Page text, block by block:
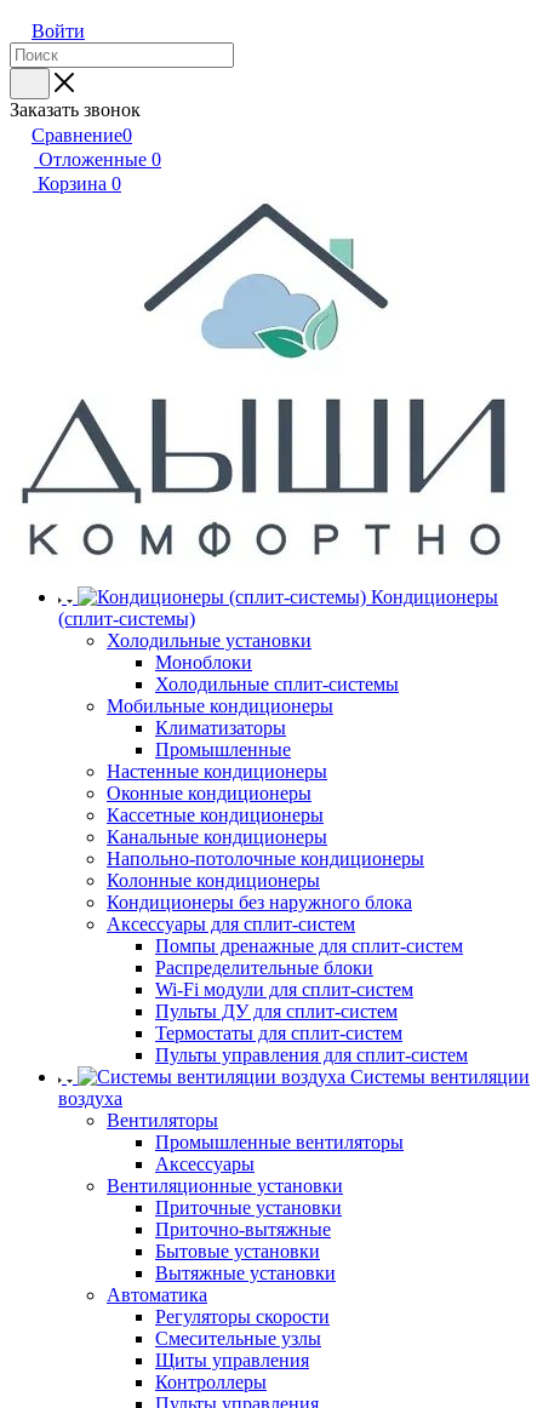
Войти
Заказать звонок
Сравнение0
Отложенные 0
Корзина 0
Кондиционеры
(сплит-системы)
Холодильные установки
Моноблоки
Холодильные сплит-системы
Мобильные кондиционеры
Климатизаторы
Промышленные
Настенные кондиционеры
Оконные кондиционеры
Кассетные кондиционеры
Канальные кондиционеры
Напольно-потолочные кондиционеры
Колонные кондиционеры
Кондиционеры без наружного блока
Аксессуары для сплит-систем
Помпы дренажные для сплит-систем
Распределительные блоки
Wi-Fi модули для сплит-систем
Пульты ДУ для сплит-систем
Термостаты для сплит-систем
Пульты управления для сплит-систем
Системы вентиляции
воздуха
Вентиляторы
Промышленные вентиляторы
Аксессуары
Вентиляционные установки
Приточные установки
Приточно-вытяжные
Бытовые установки
Вытяжные установки
Автоматика
Регуляторы скорости
Смесительные узлы
Щиты управления
Контроллеры
Пульты управления